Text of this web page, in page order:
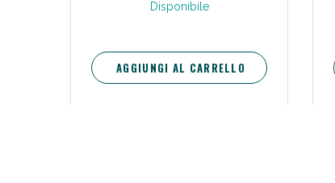
Disponibile
AGGIUNGI AL CARRELLO